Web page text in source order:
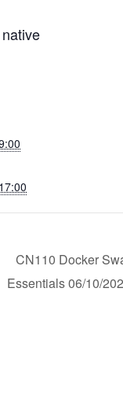
CN110 Docker
Essentials 06/10/